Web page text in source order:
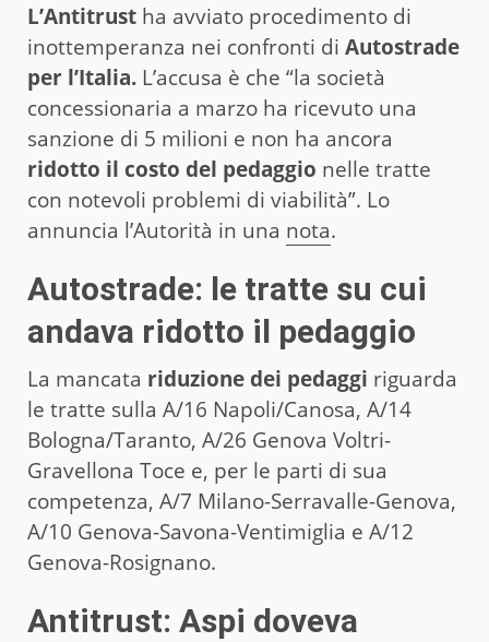
L’Antitrust ha avviato procedimento di
inottemperanza nei confronti di Autostrade
per l’Italia. L’accusa è che “la società
concessionaria a marzo ha ricevuto una
sanzione di 5 milioni e non ha ancora
ridotto il costo del pedaggio nelle tratte
con notevoli problemi di viabilità”. Lo
annuncia l’Autorità in una nota.
Autostrade: le tratte su cui
andava ridotto il pedaggio
La mancata riduzione dei pedaggi riguarda
le tratte sulla A/16 Napoli/Canosa, A/14
Bologna/Taranto, A/26 Genova Voltri-
Gravellona Toce e, per le parti di sua
competenza, A/7 Milano-Serravalle-Genova,
A/10 Genova-Savona-Ventimiglia e A/12
Genova-Rosignano.
Antitrust: Aspi doveva